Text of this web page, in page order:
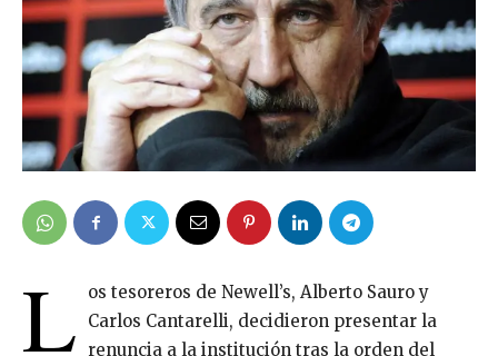
L
os tesoreros de Newell’s, Alberto Sauro y
Carlos Cantarelli, decidieron presentar la
renuncia a la institución tras la orden del